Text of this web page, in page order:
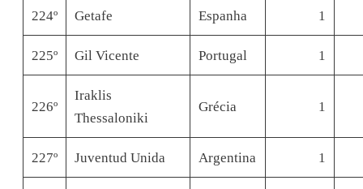
224º Getafe Espanha 1
225º Gil Vicente Portugal 1
226º
Iraklis
Thessaloniki
Grécia 1
227º Juventud Unida Argentina 1